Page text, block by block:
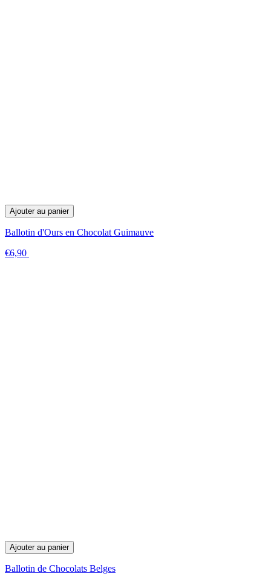
Ajouter au panier
Ballotin d'Ours en Chocolat Guimauve
€6,90
Ajouter au panier
Ballotin de Chocolats Belges